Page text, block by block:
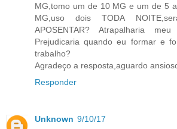
MG,tomo um de 10 MG e um de 5
MG,uso dois TODA
APOSENTAR? Atrapalharia
Prejudicaria quando eu formar e
trabalho?
Agradeço a resposta,aguardo
Responder
Unknown 9/10/17